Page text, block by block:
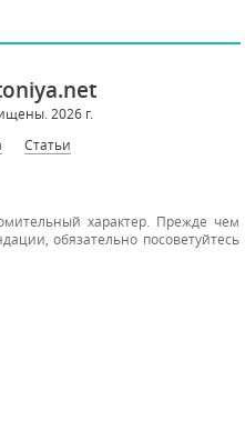
2026 г.
Статьи
характер. Прежде чем
обязательно посоветуйтесь